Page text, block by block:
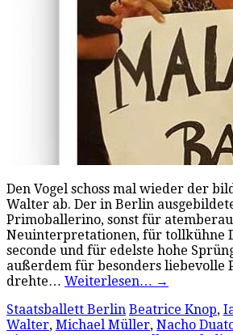
Den Vogel schoss mal wieder der
Walter ab. Der in Berlin
Primoballerino, sonst für
Neuinterpretationen, für tollkühne
seconde und für edelste hohe
außerdem für besonders liebevolle
drehte… Weiterlesen… →
Staatsballett Berlin Beatrice Knop,
Walter, Michael Müller, Nacho